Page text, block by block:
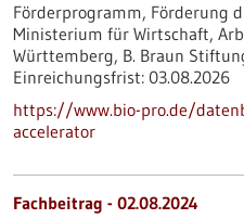
Förderprogramm, Förderung
Ministerium für Wirtschaft,
Württemberg, B. Braun
Einreichungsfrist: 03.08.2026
https://www.bio-pro.de/
accelerator
Fachbeitrag - 02.08.2024